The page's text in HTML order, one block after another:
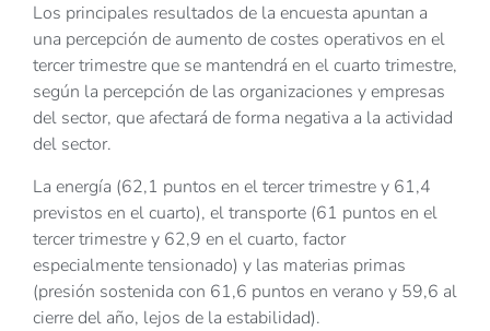
Los principales resultados de la encuesta apuntan a
una percepción de aumento de costes operativos en el
tercer trimestre que se mantendrá en el cuarto trimestre,
según la percepción de las organizaciones y empresas
del sector, que afectará de forma negativa a la actividad
del sector.
La energía (62,1 puntos en el tercer trimestre y 61,4
previstos en el cuarto), el transporte (61 puntos en el
tercer trimestre y 62,9 en el cuarto, factor
especialmente tensionado) y las materias primas
(presión sostenida con 61,6 puntos en verano y 59,6 al
cierre del año, lejos de la estabilidad).